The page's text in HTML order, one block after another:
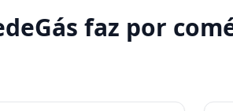
faz por